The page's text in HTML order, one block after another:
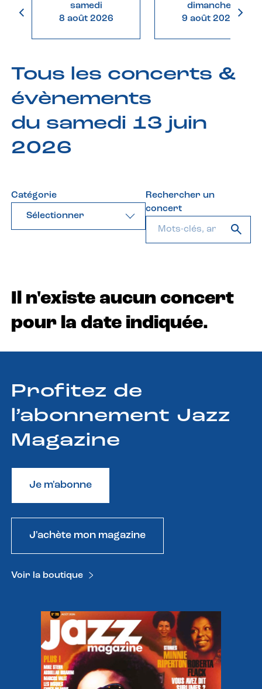
samedi
8 août 2026
dimanche
9 août 2026
Tous les concerts &
évènements
du samedi 13 juin
2026
Catégorie
Sélectionner
Rechercher un
concert
Il n'existe aucun concert
pour la date indiquée.
Profitez de
l’abonnement Jazz
Magazine
Je m'abonne
J'achète mon magazine
Voir la boutique